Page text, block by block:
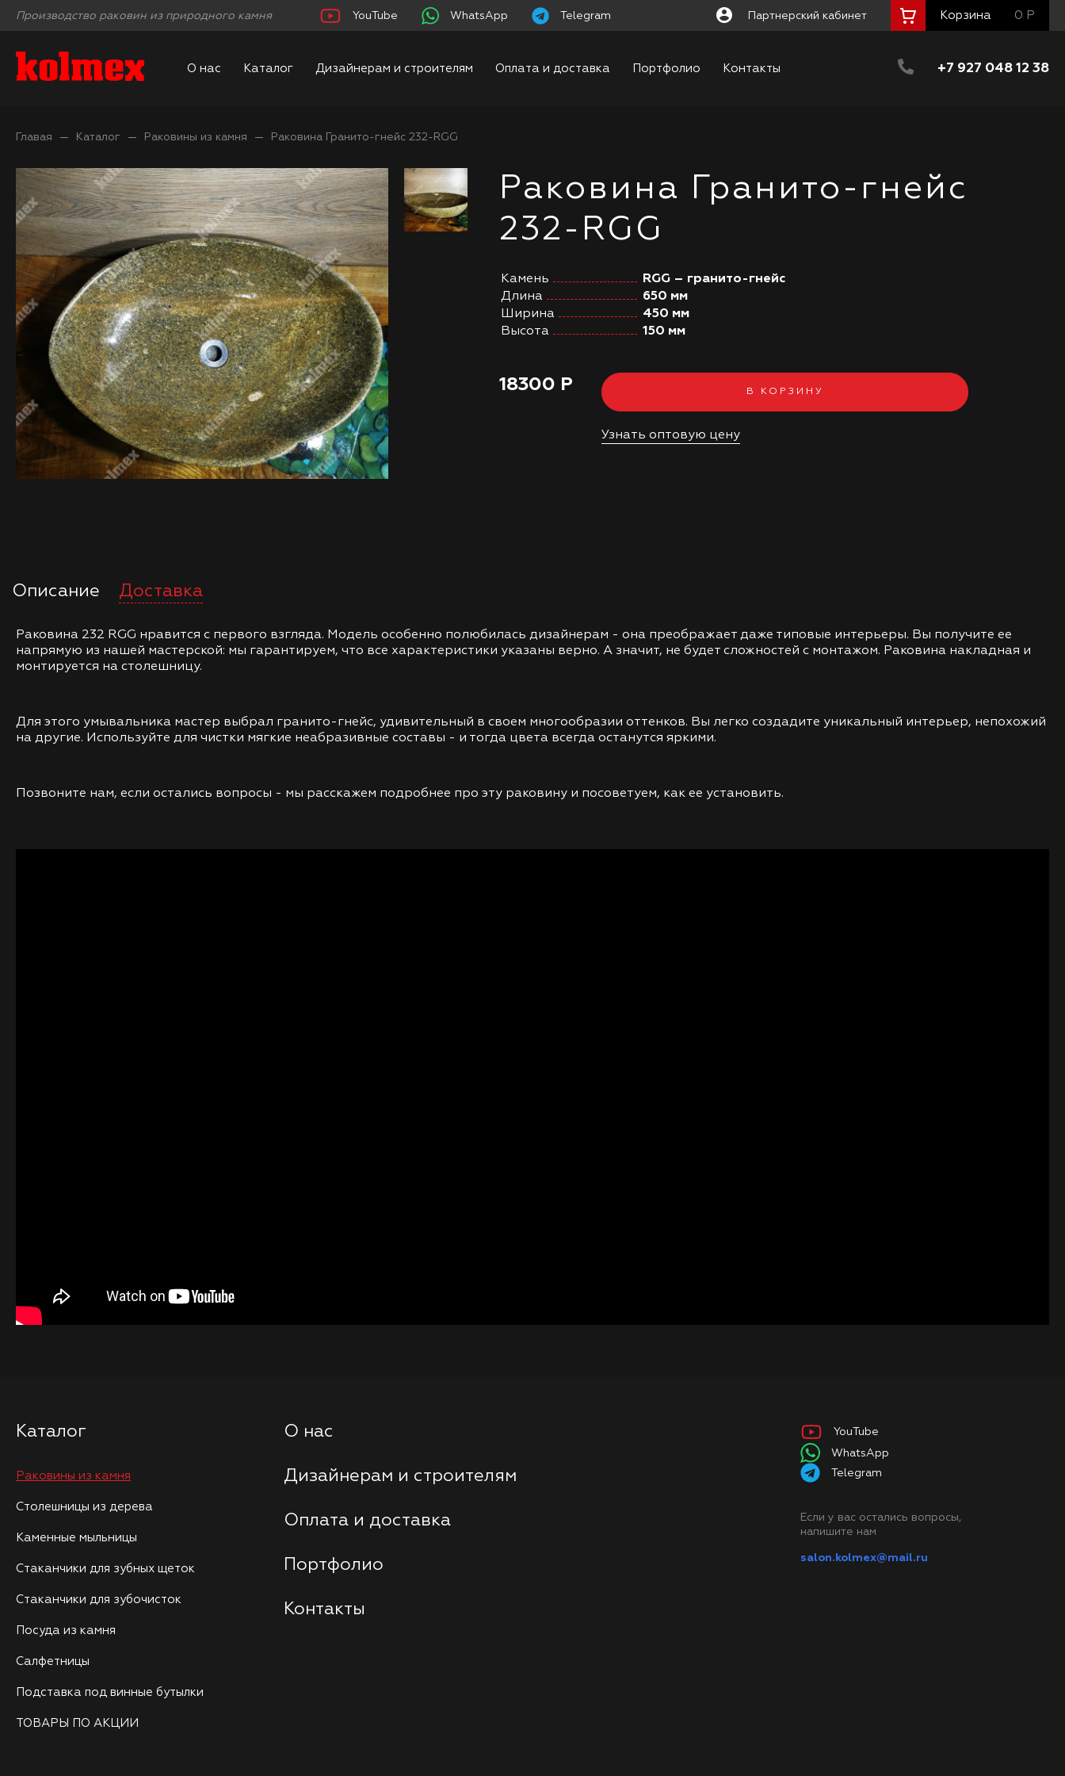
Производство раковин из природного камня YouTube WhatsApp Telegram Партнерский кабинет Корзина 0 Р
О нас Каталог Дизайнерам и строителям Оплата и доставка Портфолио Контакты +7 927 048 12 38
Главая Каталог Раковины из камня Раковина Гранито-гнейс 232-RGG
Раковина Гранито-гнейс
232-RGG
Камень
RGG – гранито-гнейс
Длина
650 мм
Ширина
450 мм
Высота
150 мм
18300 Р В КОРЗИНУ
Узнать оптовую цену
Описание Доставка
Раковина 232 RGG нравится с первого взгляда. Модель особенно полюбилась дизайнерам - она преображает даже типовые интерьеры. Вы получите ее
напрямую из нашей мастерской: мы гарантируем, что все характеристики указаны верно. А значит, не будет сложностей с монтажом. Раковина накладная и
монтируется на столешницу.
Для этого умывальника мастер выбрал гранито-гнейс, удивительный в своем многообразии оттенков. Вы легко создадите уникальный интерьер, непохожий
на другие. Используйте для чистки мягкие неабразивные составы - и тогда цвета всегда останутся яркими.
Позвоните нам, если остались вопросы - мы расскажем подробнее про эту раковину и посоветуем, как ее установить.
Каталог
Раковины из камня
Столешницы из дерева
Каменные мыльницы
Стаканчики для зубных щеток
Стаканчики для зубочисток
Посуда из камня
Салфетницы
Подставка под винные бутылки
ТОВАРЫ ПО АКЦИИ
О нас
Дизайнерам и строителям
Оплата и доставка
Портфолио
Контакты
YouTube
WhatsApp
Telegram
Если у вас остались вопросы,
напишите нам
salon.kolmex@mail.ru